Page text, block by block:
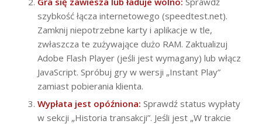
szybkość łącza internetowego (speedtest.net).
Zamknij niepotrzebne karty i aplikacje w tle,
zwłaszcza te zużywające dużo RAM. Zaktualizuj
Adobe Flash Player (jeśli jest wymagany) lub włącz
JavaScript. Spróbuj gry w wersji „Instant Play”
zamiast pobierania klienta.
Wypłata jest opóźniona: Sprawdź status wypłaty
w sekcji „Historia transakcji”. Jeśli jest „W trakcie